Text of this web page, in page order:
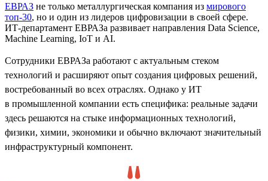
ЕВРАЗ не только металлургическая компания из мирового
топ-30, но и один из лидеров цифровизации в своей сфере.
ИТ-департамент ЕВРАЗа развивает направления Data Science,
Machine Learning, IoT и AI.
Сотрудники ЕВРАЗа работают с актуальным стеком
технологий и расширяют опыт создания цифровых решений,
востребованный во всех отраслях. Однако у ИТ
в промышленной компании есть специфика: реальные задачи
здесь решаются на стыке информационных технологий,
физики, химии, экономики и обычно включают значительный
инфраструктурный компонент.